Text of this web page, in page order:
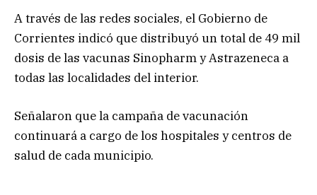
A través de las redes sociales, el Gobierno de
Corrientes indicó que distribuyó un total de 49 mil
dosis de las vacunas Sinopharm y Astrazeneca a
todas las localidades del interior.
Señalaron que la campaña de vacunación
continuará a cargo de los hospitales y centros de
salud de cada municipio.